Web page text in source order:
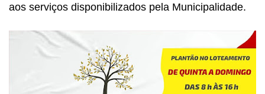
aos serviços disponibilizados pela Municipalidade.